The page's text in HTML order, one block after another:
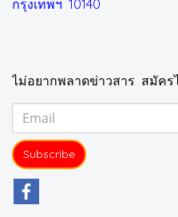
กรุงเทพฯ 10140
ไม่อยากพลาดข่าวสาร สมัครไ
Subscribe